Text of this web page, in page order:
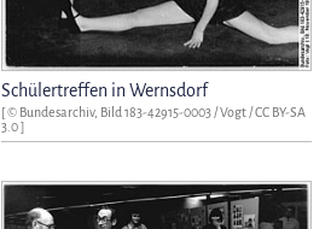
Schülertreffen in Wernsdorf
[ © Bundesarchiv, Bild 183-42915-0003 / Vogt /CC BY-SA
3.0]